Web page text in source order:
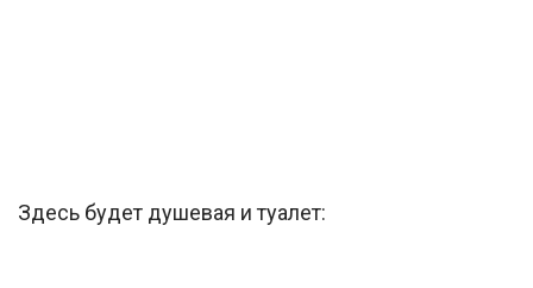
Здесь будет душевая и туалет: